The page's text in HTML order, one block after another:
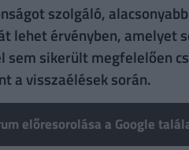
szolgáló,
érvényben, amelyet
sem sikerült megfelelően
a visszaélések során.
előresorolása a Google